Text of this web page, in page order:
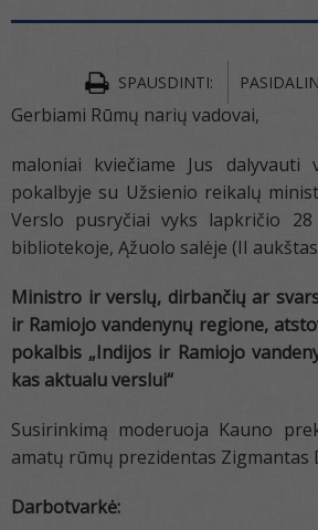
SPAUSDINTI:
Gerbiami Rūmų narių vadovai,
maloniai kviečiame Jus dalyvauti
pokalbyje su Užsienio reikalų
Verslo pusryčiai vyks lapkričio
bibliotekoje, Ąžuolo salėje (II
Ministro ir verslų, dirbančių ar
ir Ramiojo vandenynų regione,
pokalbis „Indijos ir Ramiojo
kas aktualu verslui“
Susirinkimą moderuoja Kauno
amatų rūmų prezidentas Zigmantas
Darbotvarkė: